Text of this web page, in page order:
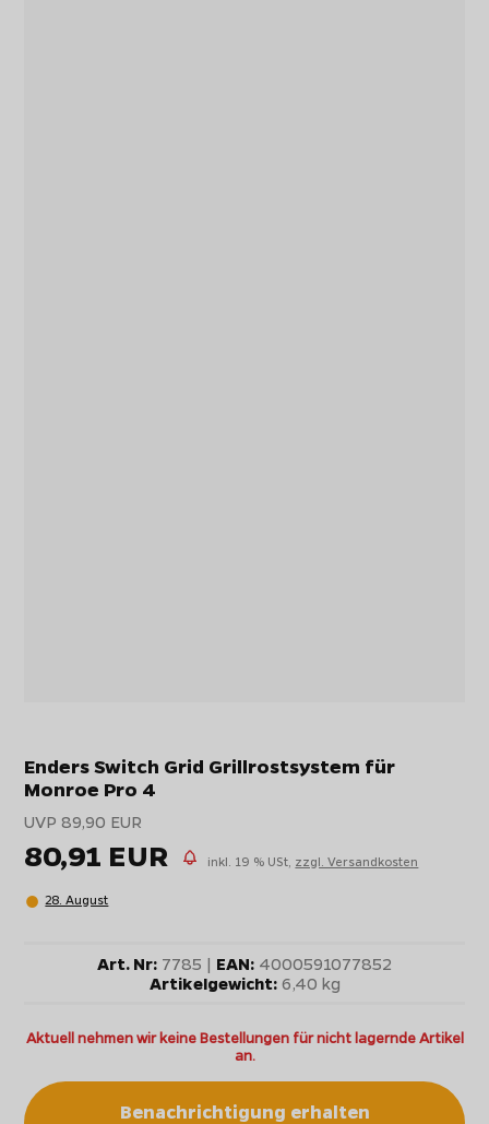
Enders Switch Grid Grillrostsystem für
Monroe Pro 4
UVP 89,90 EUR
80,91 EUR inkl. 19 % USt, zzgl. Versandkosten
28. August
Art. Nr: 7785 | EAN: 4000591077852
Artikelgewicht:6,40 kg
Aktuell nehmen wir keine Bestellungen für nicht lagernde Artikel
an.
Benachrichtigung erhalten